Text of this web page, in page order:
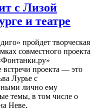
с Лизой
и театре
пройдет творческая
совместного проекта
встречи проекта — это
Лурье с
лично ему
темы, в том числе о
Неве.